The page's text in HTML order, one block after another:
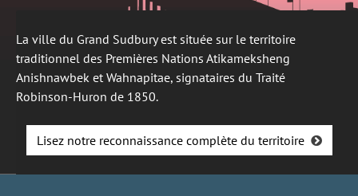
La ville du Grand Sudbury est située sur le territoire
traditionnel des Premières Nations Atikameksheng
Anishnawbek et Wahnapitae, signataires du Traité
Robinson-Huron de 1850.
Lisez notre reconnaissance complète du territoire